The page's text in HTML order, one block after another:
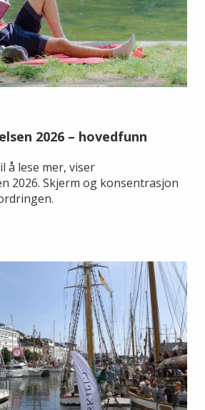
2026 – hovedfunn
å lese mer, viser
2026. Skjerm og konsentrasjon